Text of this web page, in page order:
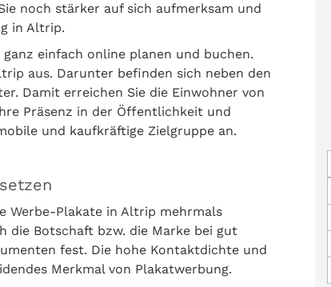
noch stärker auf sich aufmerksam und
in Altrip.
einfach online planen und buchen.
aus. Darunter befinden sich neben den
Damit erreichen Sie die Einwohner von
Präsenz in der Öffentlichkeit und
und kaufkräftige Zielgruppe an.
Werbe-Plakate in Altrip mehrmals
die Botschaft bzw. die Marke bei gut
fest. Die hohe Kontaktdichte und
Merkmal von Plakatwerbung.